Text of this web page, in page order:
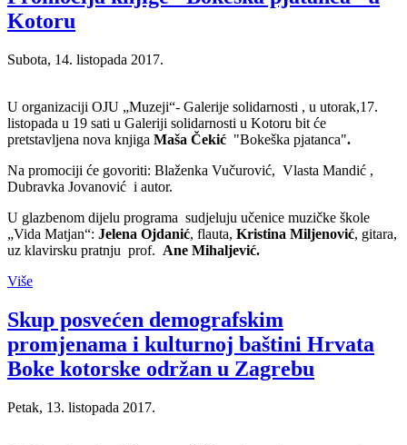
Kotoru
Subota, 14. listopada 2017.
U organizaciji OJU „Muzeji“- Galerije solidarnosti , u utorak,17.
listopada u 19 sati u Galeriji solidarnosti u Kotoru bit će
pretstavljena nova knjiga Maša Čekić "Bokeška pjatanca".
Na promociji će govoriti: Blaženka Vučurović, Vlasta Mandić ,
Dubravka Jovanović i autor.
U glazbenom dijelu programa sudjeluju učenice muzičke škole
„Vida Matjan“: Jelena Ojdanić, flauta, Kristina Miljenović, gitara,
uz klavirsku pratnju prof. Ane Mihaljević.
Više
Skup posvećen demografskim
promjenama i kulturnoj baštini Hrvata
Boke kotorske održan u Zagrebu
Petak, 13. listopada 2017.